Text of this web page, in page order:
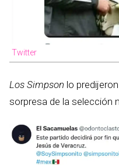
Twitter
Los Simpson lo
sorpresa de la selección